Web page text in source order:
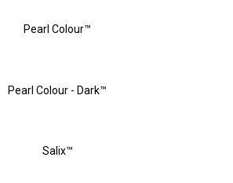
Pearl Colour™
Pearl Colour - Dark™
Salix™